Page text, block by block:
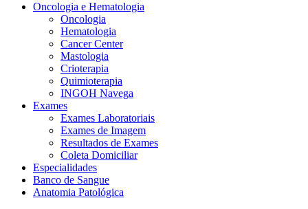
Oncologia e Hematologia
Oncologia
Hematologia
Cancer Center
Mastologia
Crioterapia
Quimioterapia
INGOH Navega
Exames
Exames Laboratoriais
Exames de Imagem
Resultados de Exames
Coleta Domiciliar
Especialidades
Banco de Sangue
Anatomia Patológica